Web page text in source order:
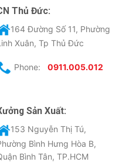
Thủ Đức:
164 Đường Số 11, Phường
Xuân, Tp Thủ Đức
Phone: 0911.005.012
Sản Xuất:
153 Nguyễn Thị Tú,
Bình Hưng Hòa B,
Bình Tân, TP.HCM